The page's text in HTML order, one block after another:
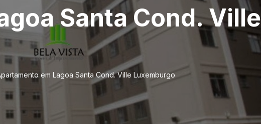
Santa Cond. Ville
em Lagoa Santa Cond. Ville Luxemburgo